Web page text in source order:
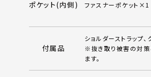
ポケット(内側)
ファスナーポケット×1
付属品
ショルダーストラップ、
※抜き取り被害の対策
ます。